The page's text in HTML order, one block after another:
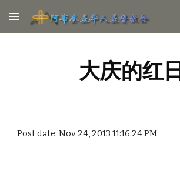
Skip to main content
大庆的红日
Post date: Nov 24, 2013 11:16:24 PM